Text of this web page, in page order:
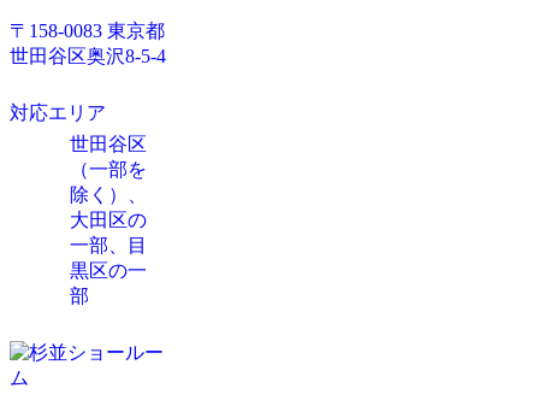
〒158-0083 東京都
世田谷区奥沢8-5-4
対応エリア
世田谷区
（一部を
除く）、
大田区の
一部、目
黒区の一
部